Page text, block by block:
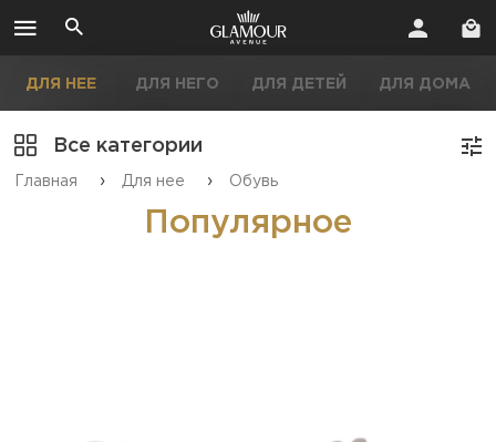
ДЛЯ НЕЕ ДЛЯ НЕГО ДЛЯ ДЕТЕЙ ДЛЯ ДОМА
Все категории
Главная › Для нее › Обувь
Популярное